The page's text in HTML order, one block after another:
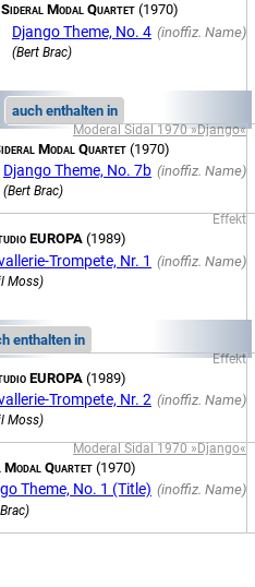
Sideral Modal Quartet (1970)
Django Theme, No. 4
(Bert Brac)
auch enthalten in
Moderal Sidal 1970 »Django«
Modal Quartet(1970)
Django Theme, No. 7b
(Bert Brac)
Effekt
EUROPA (1989)
Trompete, Nr. 1
Moss)
enthalten in
Effekt
EUROPA (1989)
Trompete, Nr. 2
Moss)
Moderal Sidal 1970 »Django«
Modal Quartet(1970)
Theme, No. 1 (Title)